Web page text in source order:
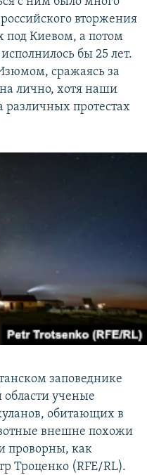
вторжения
под Киевом, а потом
бы 25 лет.
сражаясь за
лично, хотя наши
различных протестах
заповеднике
ученые
обитающих в
внешне похожи
проворны, как
Троценко (RFE/RL).